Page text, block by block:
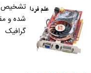
تشخیص
شده و
گرافیک